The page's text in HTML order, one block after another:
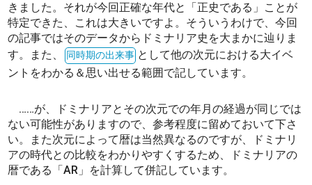
きました。それが今回正確な年代と「正史である」ことが
特定できた、これは大きいですよ。そういうわけで、今回
の記事ではそのデータからドミナリア史を大まかに辿りま
す。また、
として他の次元における大イベ
ントをわかる＆思い出せる範囲で記しています。
……が、ドミナリアとその次元での年月の経過が同じでは
ない可能性がありますので、参考程度に留めておいて下さ
い。また次元によって暦は当然異なるのですが、ドミナリ
アの時代との比較をわかりやすくするため、ドミナリアの
暦である「AR」を計算して併記しています。